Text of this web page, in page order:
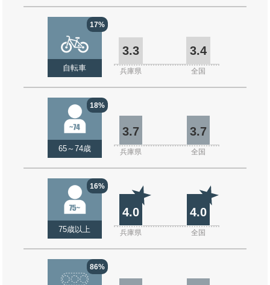
17%
自転車
3.3 3.4
兵庫県 全国
18%
65～74歳
3.7 3.7
兵庫県 全国
16%
75歳以上
4.0 4.0
兵庫県 全国
86%